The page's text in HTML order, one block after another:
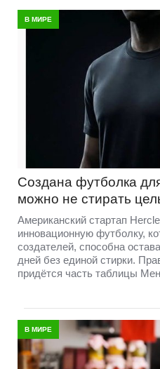
В МИРЕ
Создана футболка
можно не стирать
Американский стартап
инновационную футболку,
создателей, способна
дней без единой стирки.
придётся часть таблицы
В МИРЕ